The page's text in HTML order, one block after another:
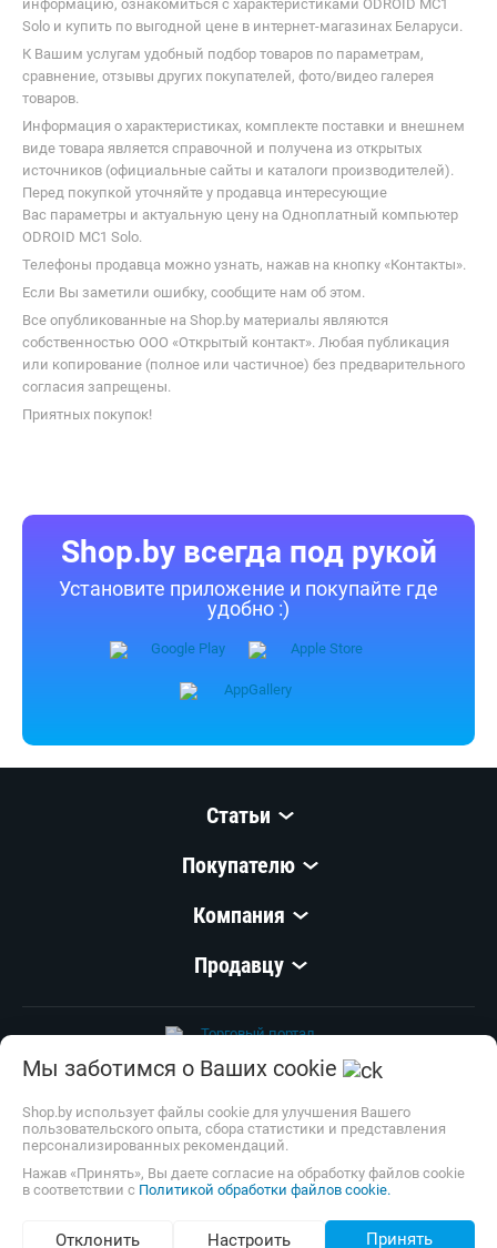
В каталоге Shop.by можно найти необходимую для выбора
информацию, ознакомиться с характеристиками ODROID MC1
Solo и купить по выгодной цене в интернет-магазинах Беларуси.
К Вашим услугам удобный подбор товаров по параметрам,
сравнение, отзывы других покупателей, фото/видео галерея
товаров.
Информация о характеристиках, комплекте поставки и внешнем
виде товара является справочной и получена из открытых
источников (официальные сайты и каталоги производителей).
Перед покупкой уточняйте у продавца интересующие
ODROID MC1 Solo.
Телефоны продавца можно узнать, нажав на кнопку «Контакты».
Если Вы заметили ошибку, сообщите нам об этом.
Все опубликованные на Shop.by материалы являются
собственностью ООО «Открытый контакт». Любая публикация
Shop.by всегда под рукой
Установите приложение и покупайте где
Статьи
Покупателю
Компания
Продавцу
© 1999–2026,ООО «Открытый Контакт»УНП 100008738
Мы заботимся о Ваших cookie
Shop.by использует файлы cookie для улучшения Вашего
пользовательского опыта, сбора статистики и представления
персонализированных рекомендаций.
Нажав «Принять», Вы даете согласие на обработку файлов cookie
в соответствии с Политикой обработки файлов cookie.
Отклонить Настроить Принять